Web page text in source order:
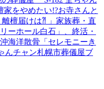
をやめたい!?お寺さんと
檀届けは⁈ 」家族葬・直
ーホール白石」、終活・
海洋散骨「セレモニーき
んチャン札幌市葬儀屋ブ